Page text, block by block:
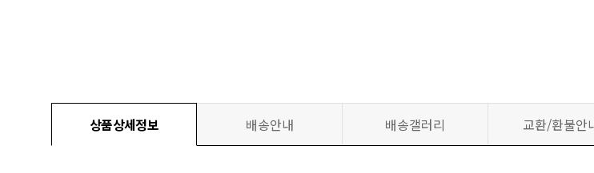
상품상세정보 배송안내 배송갤러리 교환/환불안